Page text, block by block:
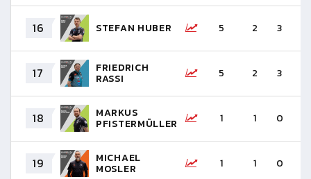
16 STEFAN HUBER 5 2 3
17 FRIEDRICH
RASSI 5 2 3
18 MARKUS
PFISTERMÜLLER 1 1 0
19 MICHAEL
MOSLER 1 1 0